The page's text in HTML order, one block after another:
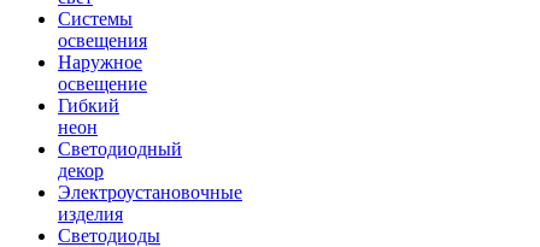
Системы
освещения
Наружное
освещение
Гибкий
неон
Светодиодный
декор
Электроустановочные
изделия
Светодиоды